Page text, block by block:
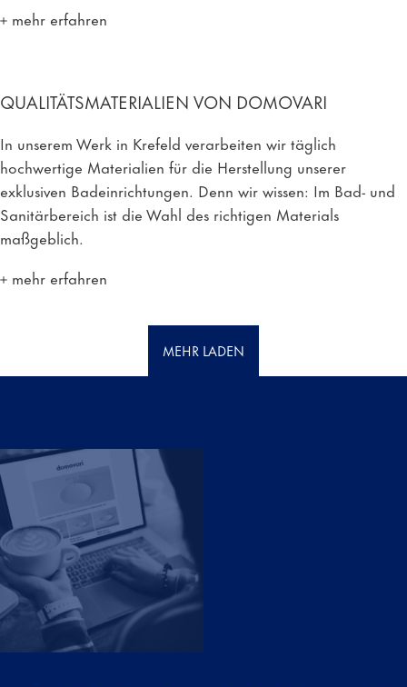
mehr erfahren
QUALITÄTSMATERIALIEN VON DOMOVARI
In unserem Werk in Krefeld verarbeiten wir täglich
hochwertige Materialien für die Herstellung unserer
exklusiven Badeinrichtungen. Denn wir wissen: Im Bad- und
Sanitärbereich ist die Wahl des richtigen Materials
maßgeblich.
mehr erfahren
MEHR LADEN